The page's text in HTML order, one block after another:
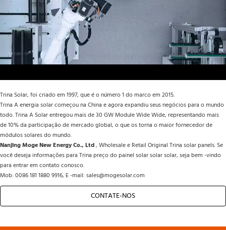
Trina Solar, foi criado em 1997, que é o número 1 do marco em 2015.
Trina A energia solar começou na China e agora expandiu seus negócios para o mundo
todo. Trina A Solar entregou mais de 30 GW Module Wide Wide, representando mais
de 10% da participação de mercado global, o que os torna o maior fornecedor de
módulos solares do mundo.
Nanjing Moge New Energy Co., Ltd , Wholesale e Retail Original Trina solar panels. Se
você deseja informações para Trina preço do painel solar solar solar, seja bem -vindo
para entrar em contato conosco.
Mob: 0086 181 1880 9916, E -mail: sales@mogesolar.com
CONTATE-NOS